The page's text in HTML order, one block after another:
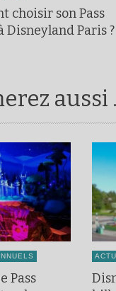
choisir son Pass
Disneyland Paris ?
aussi
Pass